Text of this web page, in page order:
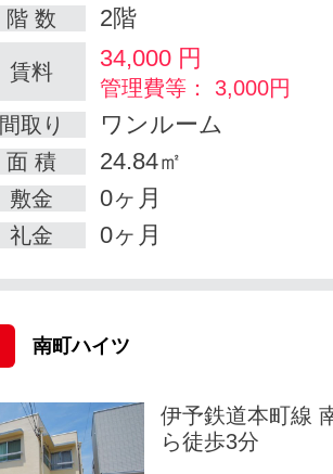
階 数 2階
賃料 34,000 円
管理費等： 3,000円
間取り
ワンルーム
面 積 24.84㎡
敷金 0ヶ月
礼金 0ヶ月
南町ハイツ
伊予鉄道本町線
ら徒歩3分